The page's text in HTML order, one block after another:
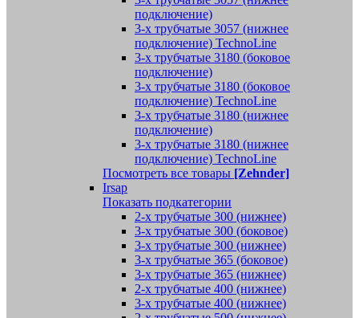
подключение)
3-х трубчатые 3057 (нижнее
подключение) TechnoLine
3-х трубчатые 3180 (боковое
подключение)
3-х трубчатые 3180 (боковое
подключение) TechnoLine
3-х трубчатые 3180 (нижнее
подключение)
3-х трубчатые 3180 (нижнее
подключение) TechnoLine
Посмотреть все товары [Zehnder]
Irsap
Показать подкатегории
2-х трубчатые 300 (нижнее)
3-х трубчатые 300 (боковое)
3-х трубчатые 300 (нижнее)
3-х трубчатые 365 (боковое)
3-х трубчатые 365 (нижнее)
2-х трубчатые 400 (нижнее)
3-х трубчатые 400 (нижнее)